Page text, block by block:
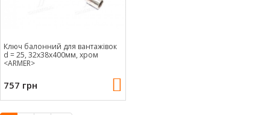
Ключ балонний для вантажівок
d = 25, 32x38x400мм, хром
<ARMER>
757 грн